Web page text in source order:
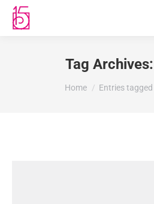
Tag Archives:
You are here:
Home Entries